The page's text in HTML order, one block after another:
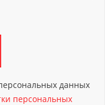
данных
персональных